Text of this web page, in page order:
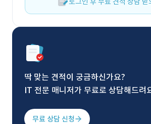
딱 맞는 견적이 궁금하신가요?
IT 전문 매니저가 무료로 상담해드려
무료 상담 신청